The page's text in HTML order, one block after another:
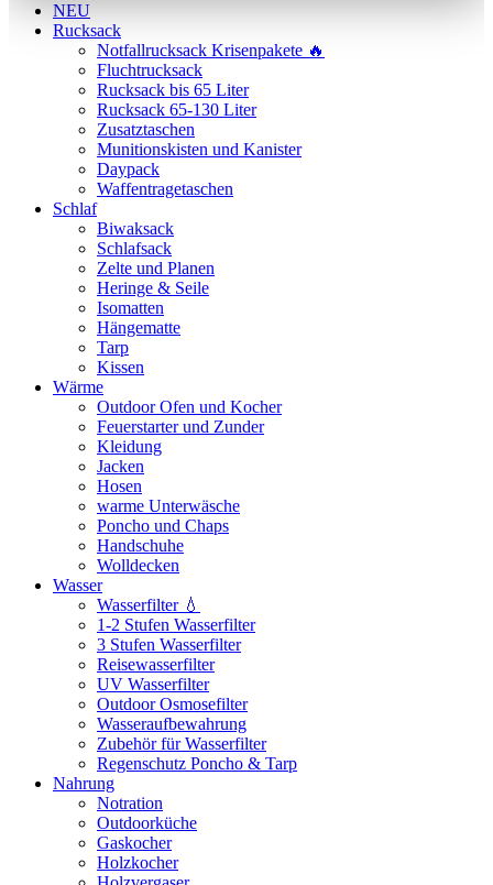
NEU
Rucksack
Notfallrucksack Krisenpakete 🔥
Fluchtrucksack
Rucksack bis 65 Liter
Rucksack 65-130 Liter
Zusatztaschen
Munitionskisten und Kanister
Daypack
Waffentragetaschen
Schlaf
Biwaksack
Schlafsack
Zelte und Planen
Heringe & Seile
Isomatten
Hängematte
Tarp
Kissen
Wärme
Outdoor Ofen und Kocher
Feuerstarter und Zunder
Kleidung
Jacken
Hosen
warme Unterwäsche
Poncho und Chaps
Handschuhe
Wolldecken
Wasser
Wasserfilter 💧
1-2 Stufen Wasserfilter
3 Stufen Wasserfilter
Reisewasserfilter
UV Wasserfilter
Outdoor Osmosefilter
Wasseraufbewahrung
Zubehör für Wasserfilter
Regenschutz Poncho & Tarp
Nahrung
Notration
Outdoorküche
Gaskocher
Holzkocher